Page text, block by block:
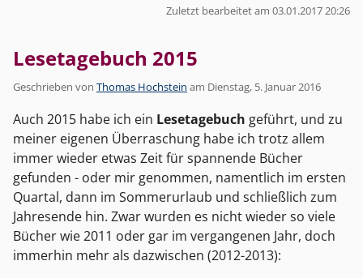
Zuletzt bearbeitet am 03.01.2017 20:26
Lesetagebuch 2015
Geschrieben von Thomas Hochstein am Dienstag, 5. Januar 2016
Auch 2015 habe ich ein Lesetagebuch geführt, und zu
meiner eigenen Überraschung habe ich trotz allem
immer wieder etwas Zeit für spannende Bücher
gefunden - oder mir genommen, namentlich im ersten
Quartal, dann im Sommerurlaub und schließlich zum
Jahresende hin. Zwar wurden es nicht wieder so viele
Bücher wie 2011 oder gar im vergangenen Jahr, doch
immerhin mehr als dazwischen (2012-2013):